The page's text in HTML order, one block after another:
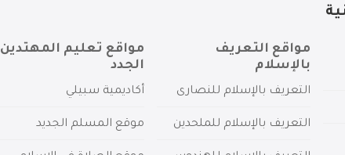
مواقع التعريف
بالإسلام
التعريف بالإسلام للنصارى
التعريف بالإسلام للملحدين
مواقع تعليم المهتدين
الجدد
أكاديمية سبيلي
موقع المسلم الجديد